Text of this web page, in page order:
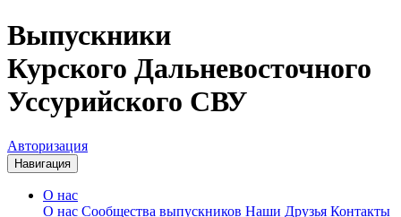
Выпускники
Курского Дальневосточного
Уссурийского СВУ
Авторизация
Навигация
О нас
О нас Сообщества выпускников Наши Друзья Контакты